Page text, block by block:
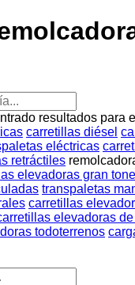
resultados para
carretillas diésel
eléctricas
retráctiles
elevadoras gran
transpaletas
carretillas
elevadoras
todoterrenos